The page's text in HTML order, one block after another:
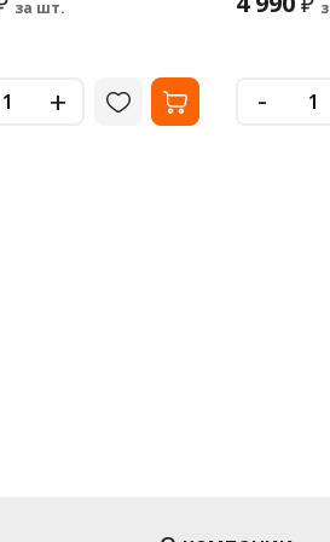
за шт.
+ -
Служба» большой выбор: в наличии